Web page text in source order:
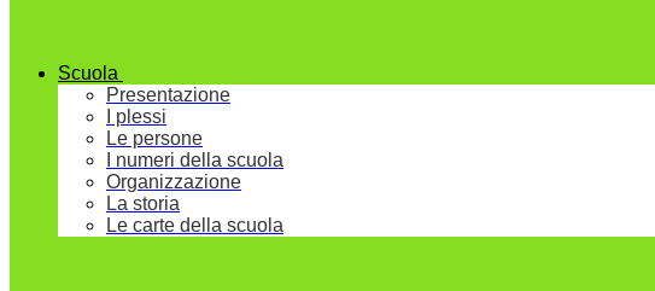
Scuola
Presentazione
I plessi
Le persone
I numeri della scuola
Organizzazione
La storia
Le carte della scuola